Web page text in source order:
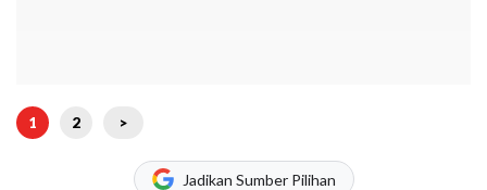
1 2 >
Jadikan Sumber Pilihan